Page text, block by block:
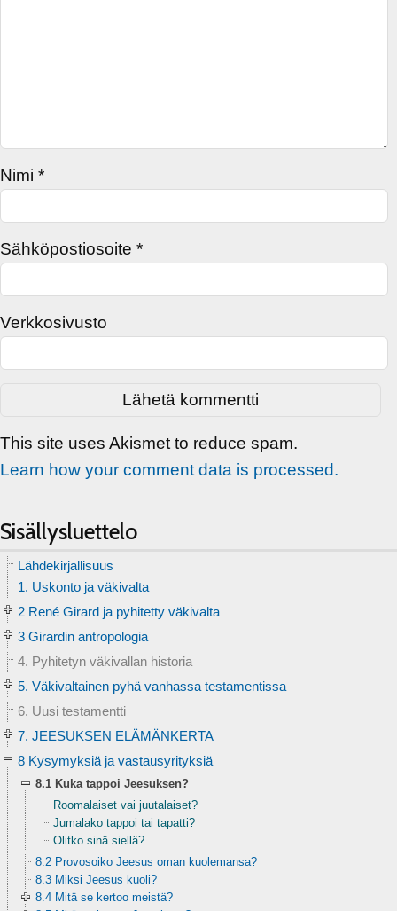
Nimi *
Sähköpostiosoite *
Verkkosivusto
This site uses Akismet to reduce spam.
Learn how your comment data is processed.
Sisällysluettelo
Lähdekirjallisuus
1. Uskonto ja väkivalta
2 René Girard ja pyhitetty väkivalta
3 Girardin antropologia
4. Pyhitetyn väkivallan historia
5. Väkivaltainen pyhä vanhassa testamentissa
6. Uusi testamentti
7. JEESUKSEN ELÄMÄNKERTA
8 Kysymyksiä ja vastausyrityksiä
8.1 Kuka tappoi Jeesuksen?
Roomalaiset vai juutalaiset?
Jumalako tappoi tai tapatti?
Olitko sinä siellä?
8.2 Provosoiko Jeesus oman kuolemansa?
8.3 Miksi Jeesus kuoli?
8.4 Mitä se kertoo meistä?